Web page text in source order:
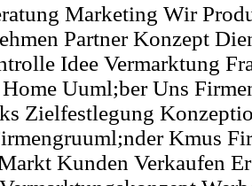
Marketing Wir
Partner Konzept
Idee Vermarktung
Home Uuml;ber Uns
Zielfestlegung
Kmus
Kunden Verkaufen